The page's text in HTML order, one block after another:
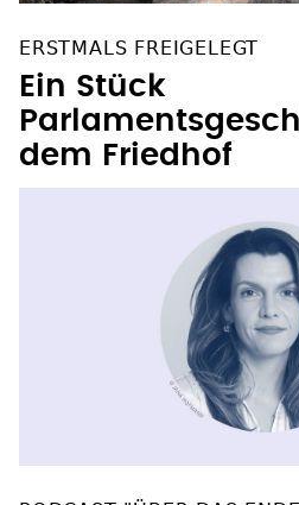
ERSTMALS FREIGELEGT
Ein Stück
dem Friedhof